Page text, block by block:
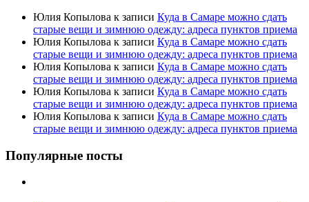
Юлия Копылова к записи Куда в Самаре можно сдать
старые вещи и зимнюю одежду: адреса пунктов приема
Юлия Копылова к записи Куда в Самаре можно сдать
старые вещи и зимнюю одежду: адреса пунктов приема
Юлия Копылова к записи Куда в Самаре можно сдать
старые вещи и зимнюю одежду: адреса пунктов приема
Юлия Копылова к записи Куда в Самаре можно сдать
старые вещи и зимнюю одежду: адреса пунктов приема
Юлия Копылова к записи Куда в Самаре можно сдать
старые вещи и зимнюю одежду: адреса пунктов приема
Популярные посты